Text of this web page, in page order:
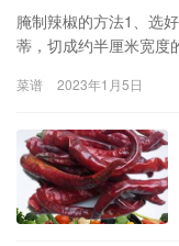
腌制辣椒的方法1、选
蒂，切成约半厘米宽度
4、将适量的醋烧开晾
菜谱 2023年1月5日